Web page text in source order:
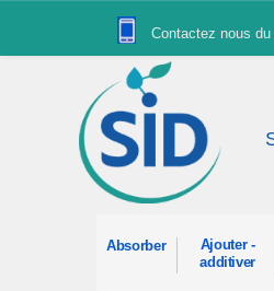
Contactez nous
Absorber
Ajouter -
additiver